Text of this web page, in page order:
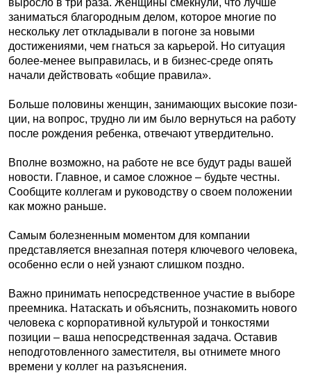
выросло в три раза. Женщины смекнули, что лучше
заниматься благородным делом, которое многие по
нескольку лет откладывали в погоне за новыми
достижениями, чем гнаться за карьерой. Но ситуация
более-менее выправилась, и в бизнес-среде опять
начали действовать «общие правила».
Больше половины женщин, занимающих высокие пози­­
ции, на вопрос, трудно ли им было вернуться на работу
после рождения ребенка, отвечают утвердительно.
Вполне возможно, на работе не все будут рады вашей
новости. Главное, и самое сложное – будьте честны.
Сообщите коллегам и руководству о своем положении
как можно раньше.
Самым болезненным моментом для компании
представляется внезапная потеря ключевого человека,
особенно если о ней узнают слишком поздно.
Важно принимать непосредственное участие в выборе
преемника. Натаскать и объяснить, познакомить нового
человека с корпоративной культурой и тонкостями
позиции – ваша непосредственная задача. Оставив
неподготовленного заместителя, вы отнимете много
времени у коллег на разъяснения.